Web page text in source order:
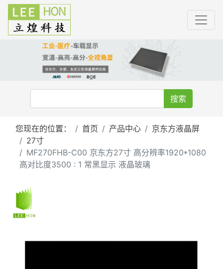
搜索
您现在的位置： 首页 产品中心
京东方液晶屏
27寸
MF270FHB-C00 京东方27寸 高分辨率1920*1080
高对比度3500 : 1 常黑显示 液晶玻璃